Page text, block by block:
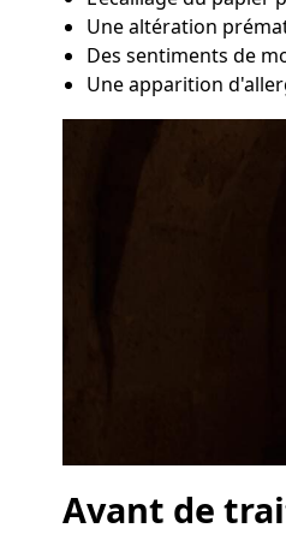
Une altération
Des sentiments de
Une apparition
Avant de